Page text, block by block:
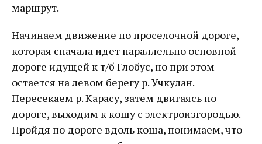
маршрут.
Начинаем движение по проселочной дороге,
которая сначала идет параллельно основной
дороге идущей к т/б Глобус, но при этом
остается на левом берегу р. Учкулан.
Пересекаем р. Карасу, затем двигаясь по
дороге, выходим к кошу с электроизгородью.
Пройдя по дороге вдоль коша, понимаем, что